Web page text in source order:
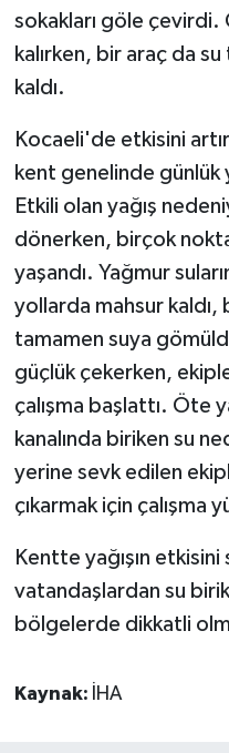
sokakları göle çevirdi.
kalırken, bir araç da
kaldı.
Kocaeli'de etkisini
kent genelinde günlük
Etkili olan yağış
dönerken, birçok
yaşandı. Yağmur
yollarda mahsur kaldı,
tamamen suya
güçlük çekerken,
çalışma başlattı. Öte
kanalında biriken su
yerine sevk edilen
çıkarmak için çalışma
Kentte yağışın
vatandaşlardan su
bölgelerde dikkatli
Kaynak: İHA